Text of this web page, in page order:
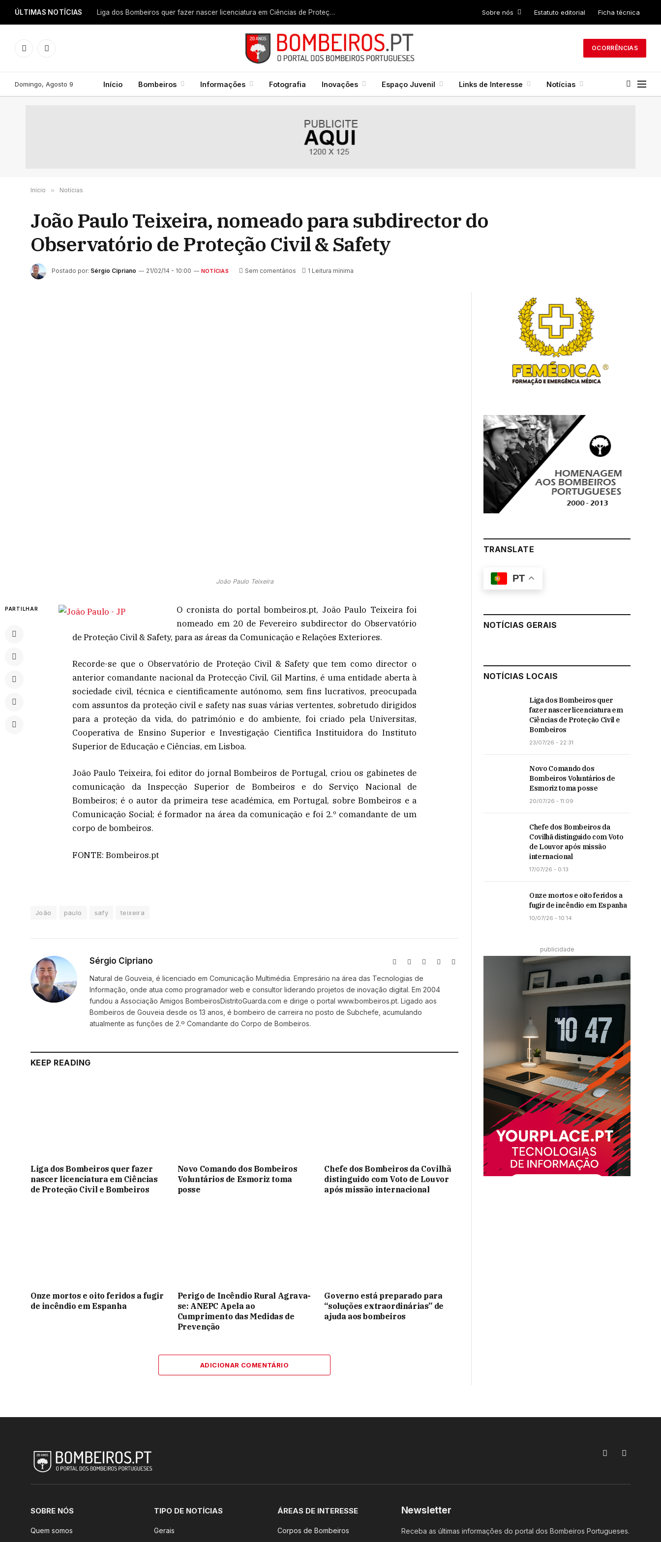
ÚLTIMAS NOTÍCIAS Liga dos Bombeiros quer fazer nascer licenciatura em Ciências de Proteção Civil e Bombeiros Sobre nós Estatuto editorial Ficha técnica
FacebookInstagram
OCORRÊNCIAS
Domingo, Agosto 9 Início Bombeiros Informações Fotografia Inovações Espaço Juvenil Links de Interesse Notícias
Início » Notícias
João Paulo Teixeira, nomeado para subdirector do
Observatório de Proteção Civil & Safety
Postado por: Sérgio Cipriano 21/02/14 - 10:00 NOTÍCIAS Sem comentários 1 Leitura mínima
João Paulo Teixeira
PARTILHAR
O cronista do portal bombeiros.pt, João Paulo Teixeira foi
nomeado em 20 de Fevereiro subdirector do Observatório
de Proteção Civil & Safety, para as áreas da Comunicação e Relações Exteriores.
Recorde-se que o Observatório de Proteção Civil & Safety que tem como director o
anterior comandante nacional da Protecção Civil, Gil Martins, é uma entidade aberta à
sociedade civil, técnica e cientificamente autónomo, sem fins lucrativos, preocupada
com assuntos da proteção civil e safety nas suas várias vertentes, sobretudo dirigidos
para a proteção da vida, do património e do ambiente, foi criado pela Universitas,
Cooperativa de Ensino Superior e Investigação Cientifica Instituidora do Instituto
Superior de Educação e Ciências, em Lisboa.
João Paulo Teixeira, foi editor do jornal Bombeiros de Portugal, criou os gabinetes de
comunicação da Inspecção Superior de Bombeiros e do Serviço Nacional de
Bombeiros; é o autor da primeira tese académica, em Portugal, sobre Bombeiros e a
Comunicação Social; é formador na área da comunicação e foi 2.º comandante de um
corpo de bombeiros.
FONTE: Bombeiros.pt
João paulo safy teixeira
Sérgio Cipriano WebsiteFacebook Instagram
Natural de Gouveia, é licenciado em Comunicação Multimédia. Empresário na área das Tecnologias de
Informação, onde atua como programador web e consultor liderando projetos de inovação digital. Em 2004
fundou a Associação Amigos BombeirosDistritoGuarda.com e dirige o portal www.bombeiros.pt. Ligado aos
Bombeiros de Gouveia desde os 13 anos, é bombeiro de carreira no posto de Subchefe, acumulando
atualmente as funções de 2.º Comandante do Corpo de Bombeiros.
KEEP READING
Liga dos Bombeiros quer fazer
nascer licenciatura em Ciências
de Proteção Civil e Bombeiros
Novo Comando dos Bombeiros
Voluntários de Esmoriz toma
posse
Chefe dos Bombeiros da Covilhã
distinguido com Voto de Louvor
após missão internacional
Onze mortos e oito feridos a fugir
de incêndio em Espanha
Perigo de Incêndio Rural Agrava-
se: ANEPC Apela ao
Cumprimento das Medidas de
Prevenção
Governo está preparado para
“soluções extraordinárias” de
ajuda aos bombeiros
ADICIONAR COMENTÁRIO
TRANSLATE
PT
NOTÍCIAS GERAIS
NOTÍCIAS LOCAIS
Liga dos Bombeiros quer
fazer nascer licenciatura em
Ciências de Proteção Civil e
Bombeiros
23/07/26 - 22:31
Novo Comando dos
Bombeiros Voluntários de
Esmoriz toma posse
20/07/26 - 11:09
Chefe dos Bombeiros da
Covilhã distinguido com Voto
de Louvor após missão
internacional
17/07/26 - 0:13
Onze mortos e oito feridos a
fugir de incêndio em Espanha
10/07/26 - 10:14
publicidade
FacebookInstagram
SOBRE NÓS
Quem somos
TIPO DE NOTÍCIAS
Gerais
ÁREAS DE INTERESSE
Corpos de Bombeiros
Newsletter
Receba as últimas informações do portal dos Bombeiros Portugueses.